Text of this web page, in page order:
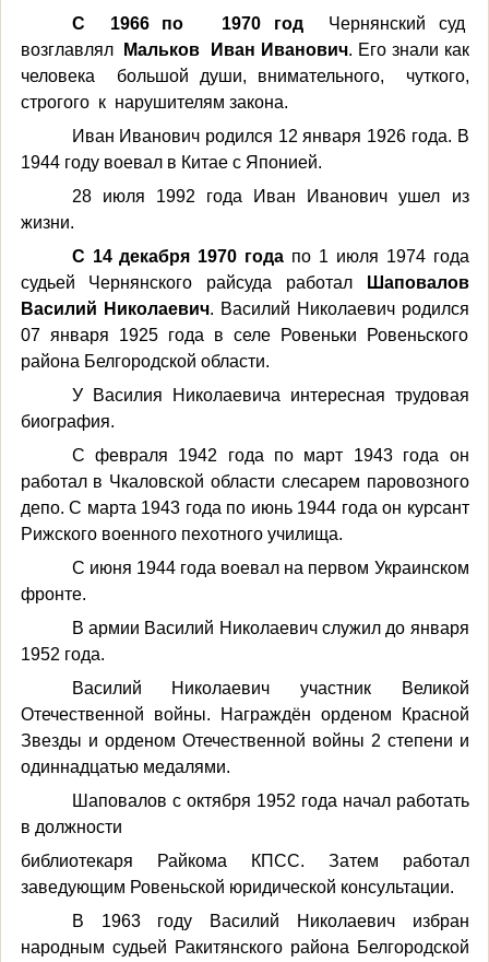
С 1966 по 1970 годЧернянский суд
возглавлял
Мальков Иван Иванович. Его знали как
человека большой души, внимательного, чуткого,
строгого к нарушителям закона.
Иван Иванович родился 12 января 1926 года. В
1944 году воевал в Китае с Японией.
28 июля 1992 года Иван Иванович ушел из
жизни.
С 14 декабря 1970 года по 1 июля 1974 года
судьей Чернянского райсуда работал
Шаповалов
Василий Николаевич. Василий Николаевич родился
07 января 1925 года в селе Ровеньки Ровеньского
района Белгородской области.
У Василия Николаевича интересная трудовая
биография.
С февраля 1942 года по март 1943 года он
работал в Чкаловской области слесарем паровозного
депо. С марта 1943 года по июнь 1944 года он курсант
Рижского военного пехотного училища.
С июня 1944 года воевал на первом Украинском
фронте.
В армии Василий Николаевич служил до января
1952 года.
Василий Николаевич участник Великой
Отечественной войны. Награждён орденом Красной
Звезды и орденом Отечественной войны 2 степени и
одиннадцатью медалями.
Шаповалов с октября 1952 года начал работать
в должности
библиотекаря Райкома КПСС. Затем работал
заведующим Ровеньской юридической консультации.
В 1963 году Василий Николаевич избран
народным судьей Ракитянского района Белгородской